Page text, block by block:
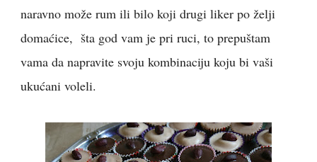
naravno može rum ili bilo koji drugi liker po želji
domaćice, šta god vam je pri ruci, to prepuštam
vama da napravite svoju kombinaciju koju bi vaši
ukućani voleli.